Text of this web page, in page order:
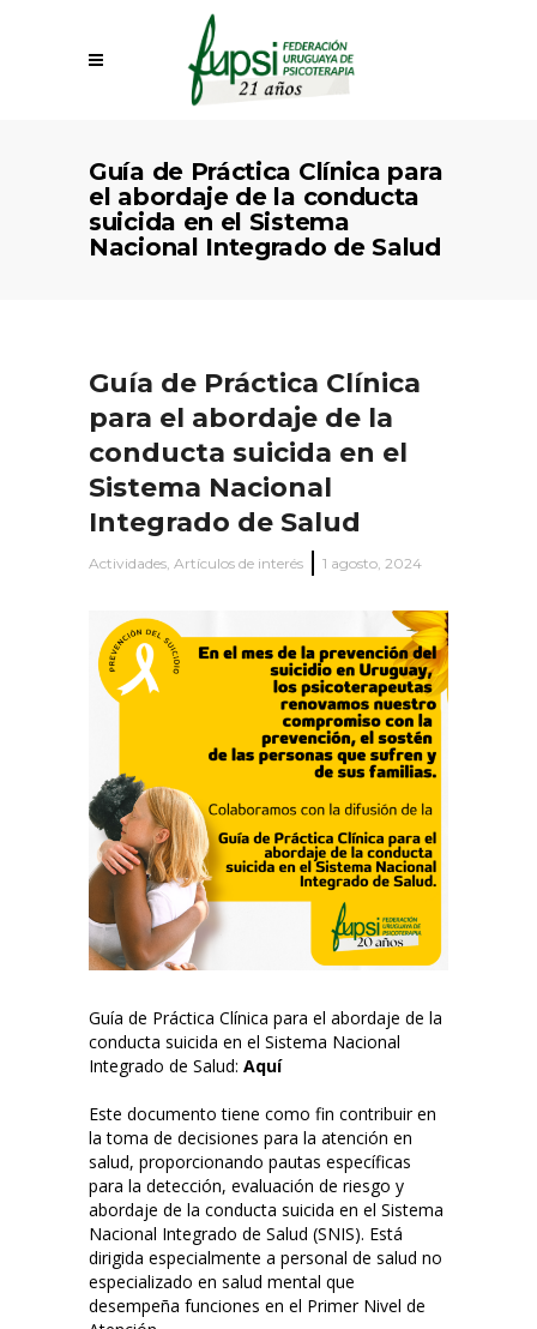
Guía de Práctica Clínica para
el abordaje de la conducta
suicida en el Sistema
Nacional Integrado de Salud
Guía de Práctica Clínica
para el abordaje de la
conducta suicida en el
Sistema Nacional
Integrado de Salud
Actividades, Artículos de interés 1 agosto, 2024
Guía de Práctica Clínica para el abordaje de la
conducta suicida en el Sistema Nacional
Integrado de Salud: Aquí
Este documento tiene como fin contribuir en
la toma de decisiones para la atención en
salud, proporcionando pautas específicas
para la detección, evaluación de riesgo y
abordaje de la conducta suicida en el Sistema
Nacional Integrado de Salud (SNIS). Está
dirigida especialmente a personal de salud no
especializado en salud mental que
desempeña funciones en el Primer Nivel de